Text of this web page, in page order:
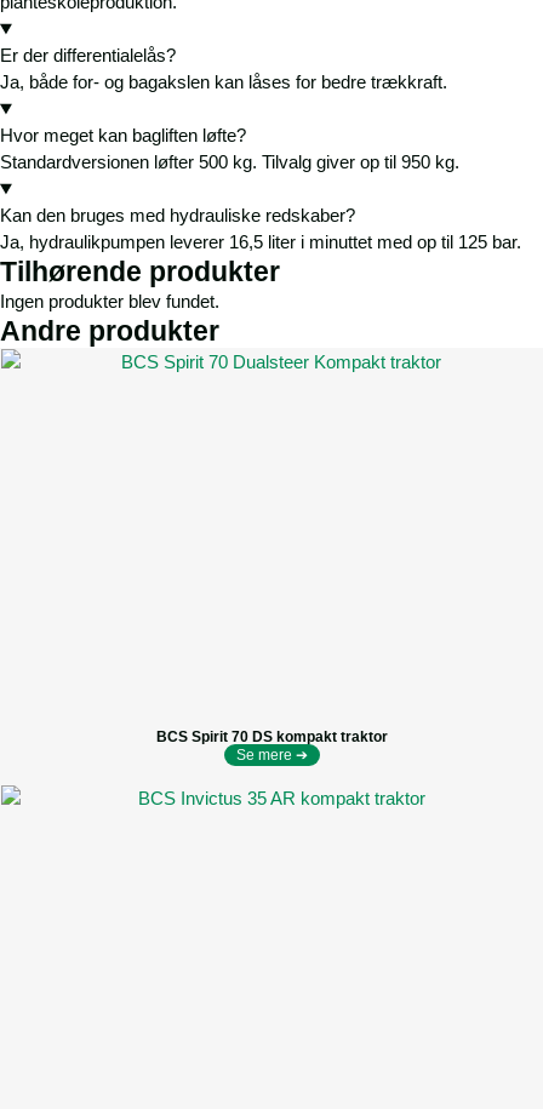
Er der differentialelås?
Ja, både for- og bagakslen kan låses for bedre trækkraft.
Hvor meget kan bagliften løfte?
Standardversionen løfter 500 kg. Tilvalg giver op til 950 kg.
Kan den bruges med hydrauliske redskaber?
Ja, hydraulikpumpen leverer 16,5 liter i minuttet med op til 125 bar.
Tilhørende produkter
Ingen produkter blev fundet.
Andre produkter
BCS Spirit 70 DS kompakt traktor
Se mere ➔